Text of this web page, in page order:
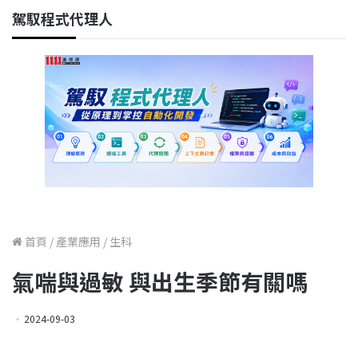
駕馭程式代理人